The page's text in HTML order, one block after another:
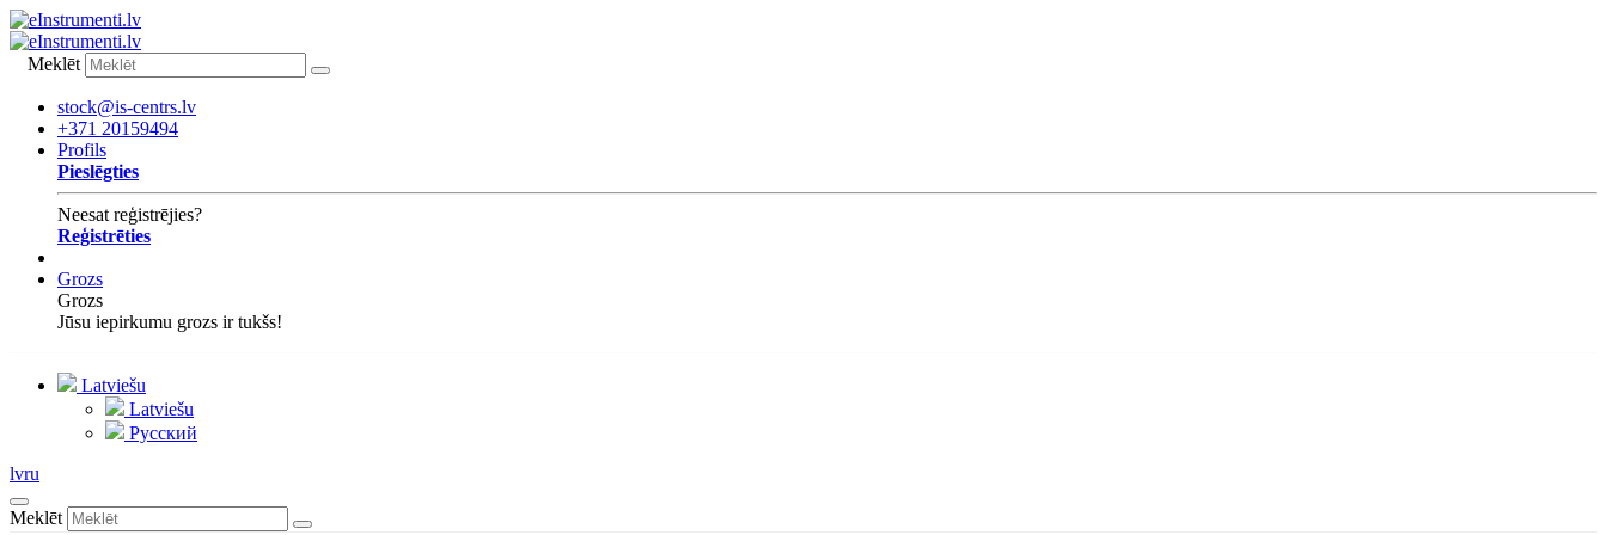
Meklēt
stock@is-centrs.lv
+371 20159494
Profils
Pieslēgties
Neesat reģistrējies?
Reģistrēties
Grozs
Grozs
Jūsu iepirkumu grozs ir tukšs!
Latviešu
Latviešu
Русский
lvru
Meklēt